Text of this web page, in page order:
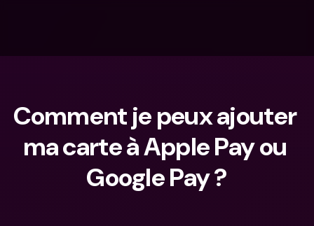
Comment je peux ajouter
ma carte à Apple Pay ou
Google Pay ?